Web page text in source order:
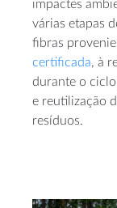
impactes
várias etapas
fibras
certificada, à
durante o
e reutilização
resíduos.